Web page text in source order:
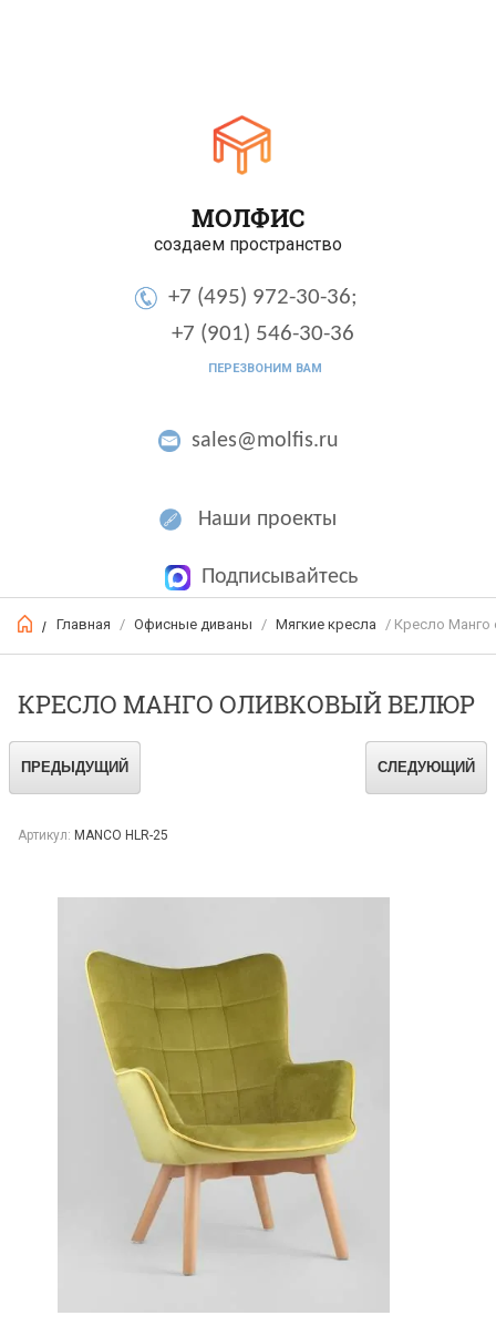
МОЛФИС
создаем пространство
+7 (495) 972-30-36;
+7 (901) 546-30-36
ПЕРЕЗВОНИМ ВАМ
sales@molfis.ru
Наши проекты
Подписывайтесь
/ Главная / Офисные диваны / Мягкие кресла / Кресло
КРЕСЛО МАНГО ОЛИВКОВЫЙ ВЕЛЮР
ПРЕДЫДУЩИЙ СЛЕДУЮЩИЙ
Артикул: MANCO HLR-25